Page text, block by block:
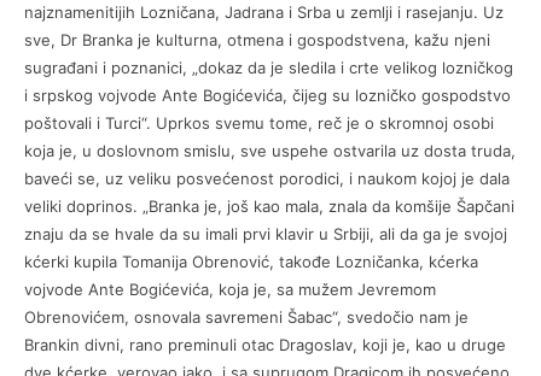
najznamenitijih Lozničana, Jadrana i Srba u zemlji i rasejanju. Uz
sve, Dr Branka je kulturna, otmena i gospodstvena, kažu njeni
sugrađani i poznanici, „dokaz da je sledila i crte velikog lozničkog
i srpskog vojvode Ante Bogićevića, čijeg su lozničko gospodstvo
poštovali i Turci“. Uprkos svemu tome, reč je o skromnoj osobi
koja je, u doslovnom smislu, sve uspehe ostvarila uz dosta truda,
baveći se, uz veliku posvećenost porodici, i naukom kojoj je dala
veliki doprinos. „Branka je, još kao mala, znala da komšije Šapčani
znaju da se hvale da su imali prvi klavir u Srbiji, ali da ga je svojoj
kćerki kupila Tomanija Obrenović, takođe Lozničanka, kćerka
vojvode Ante Bogićevića, koja je, sa mužem Jevremom
Obrenovićem, osnovala savremeni Šabac“, svedočio nam je
Brankin divni, rano preminuli otac Dragoslav, koji je, kao u druge
dve kćerke, verovao jako, i sa suprugom Dragicom ih posvećeno